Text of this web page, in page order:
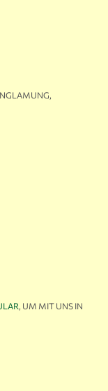
, UM MIT UNS IN